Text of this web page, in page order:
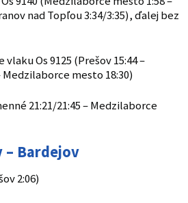
nad Topľou 3:34/3:35), ďalej bez
Os 9125 (Prešov 15:44 –
Medzilaborce mesto 18:30)
21:21/21:45 – Medzilaborce
– Bardejov
2:06)